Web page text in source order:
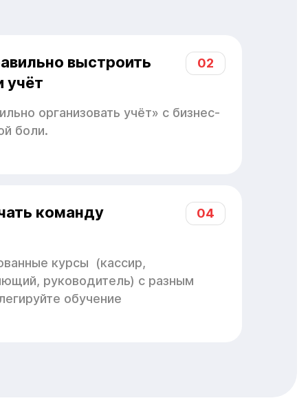
02
выстроить
учёт
организовать учёт» с бизнес-
боли.
04
команду
курсы (кассир,
руководитель) с разным
обучение